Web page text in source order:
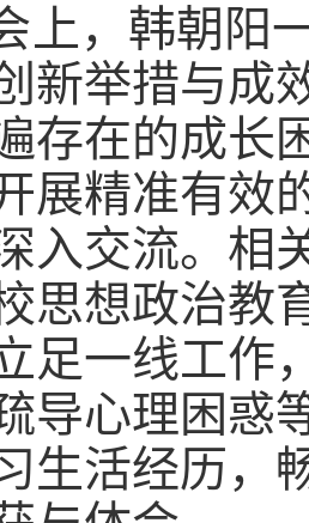
上，韩朝阳
新举措与成
存在的成长
展精准有效
入交流。相
思想政治教
足一线工作
导心理困惑
生活经历，